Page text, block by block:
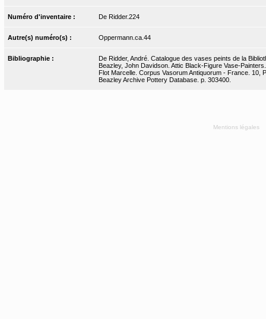
Numéro d'inventaire : De Ridder.224
Autre(s) numéro(s) : Oppermann.ca.44
Bibliographie :
De Ridder, André. Catalogue des vases peints de la
Beazley, John Davidson. Attic Black-Figure Vase-
Flot Marcelle. Corpus Vasorum Antiquorum - France. 10,
Beazley Archive Pottery Database. p. 303400.
Mentions légales